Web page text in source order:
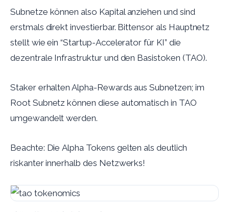
Subnetze können also Kapital anziehen und sind
erstmals direkt investierbar. Bittensor als Hauptnetz
stellt wie ein “Startup-Accelerator für KI” die
dezentrale Infrastruktur und den Basistoken (TAO).
Staker erhalten Alpha-Rewards aus Subnetzen; im
Root Subnetz können diese automatisch in TAO
umgewandelt werden.
Beachte: DieAlpha Tokens gelten als deutlich
riskanter innerhalb des Netzwerks!